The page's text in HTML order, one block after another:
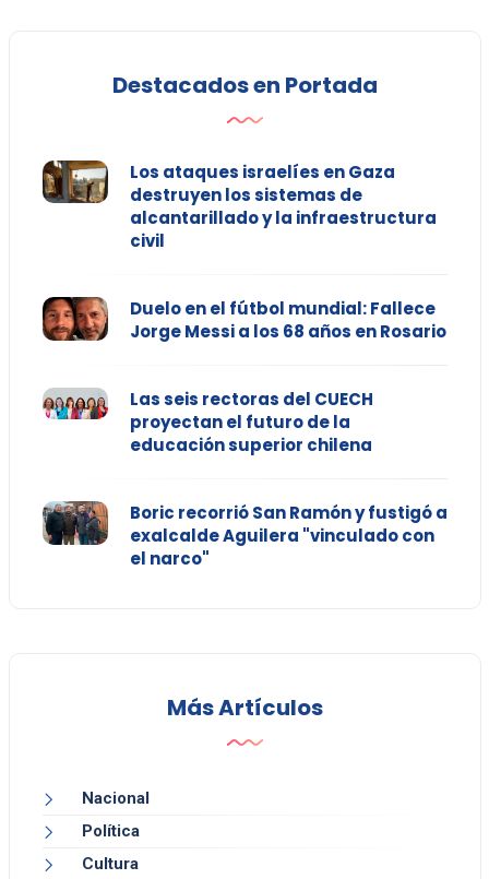
Destacados en Portada
Los ataques israelíes en Gaza
destruyen los sistemas de
alcantarillado y la infraestructura
civil
Duelo en el fútbol mundial: Fallece
Jorge Messi a los 68 años en Rosario
Las seis rectoras del CUECH
proyectan el futuro de la
educación superior chilena
Boric recorrió San Ramón y fustigó a
exalcalde Aguilera "vinculado con
el narco"
Más Artículos
Nacional
Política
Cultura